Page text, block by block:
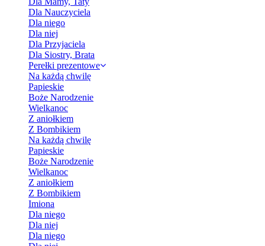
Dla Nauczyciela
Dla niego
Dla niej
Dla Przyjaciela
Dla Siostry, Brata
Perełki prezentowe
Na każdą chwilę
Papieskie
Boże Narodzenie
Wielkanoc
Z aniołkiem
Z Bombikiem
Na każdą chwilę
Papieskie
Boże Narodzenie
Wielkanoc
Z aniołkiem
Z Bombikiem
Imiona
Dla niego
Dla niej
Dla niego